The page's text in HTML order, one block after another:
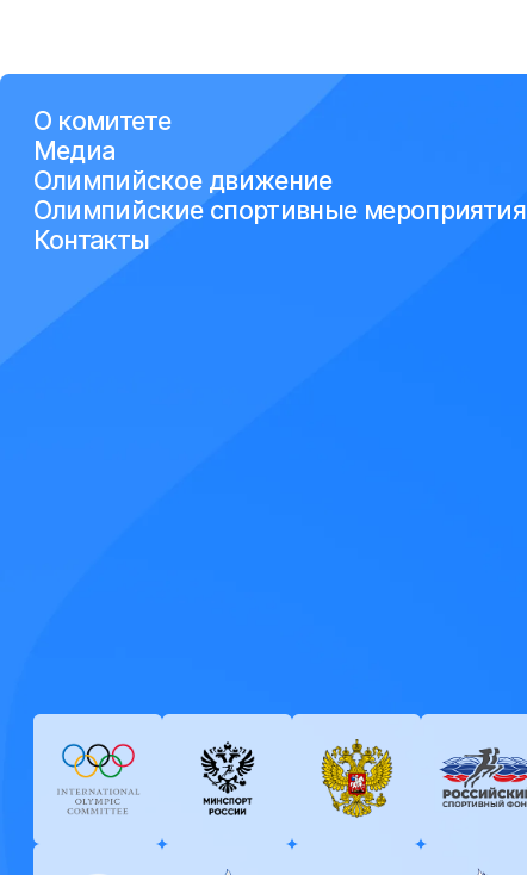
О комитете
Медиа
Олимпийское движение
Олимпийские спортивные мероприятия
Контакты